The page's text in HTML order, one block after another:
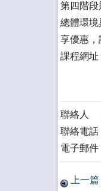
第四階段
總體環境
享優惠，
課程網址
聯絡人
聯絡電話
電子郵件
上一篇